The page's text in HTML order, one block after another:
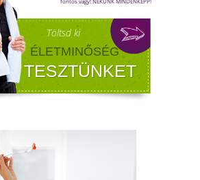
gondolják, hogy a változókor csak a
nőket érinti. Valójában a férfiaknál is
a tesztoszteronszint fokozatos
amit andropauzának vagy
nevezünk. Honnan tudod,
téged is? Hogyan tudod megállítani?